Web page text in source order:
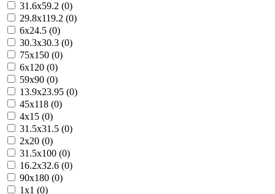
31.6x59.2 (0)
29.8x119.2 (0)
6x24.5 (0)
30.3x30.3 (0)
75x150 (0)
6x120 (0)
59x90 (0)
13.9x23.95 (0)
45x118 (0)
4x15 (0)
31.5x31.5 (0)
2x20 (0)
31.5x100 (0)
16.2x32.6 (0)
90x180 (0)
1x1 (0)